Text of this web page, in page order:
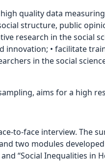
quality data
structure, public
research in the social
• facilitate
in the social
aims for a high
to-face interview. The
two modules
“Social Inequalities